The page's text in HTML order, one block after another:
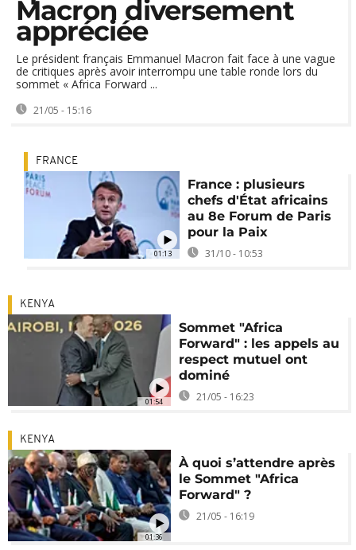
Macron diversement
appréciée
Le président français Emmanuel Macron fait face à une vague
de critiques après avoir interrompu une table ronde lors du
sommet « Africa Forward ...
21/05 - 15:16
01:13
FRANCE
France : plusieurs
chefs d'État africains
au 8e Forum de Paris
pour la Paix
31/10 - 10:53
01:54
KENYA
Sommet "Africa
Forward" : les appels au
respect mutuel ont
dominé
21/05 - 16:23
01:36
KENYA
À quoi s’attendre après
le Sommet "Africa
Forward" ?
21/05 - 16:19